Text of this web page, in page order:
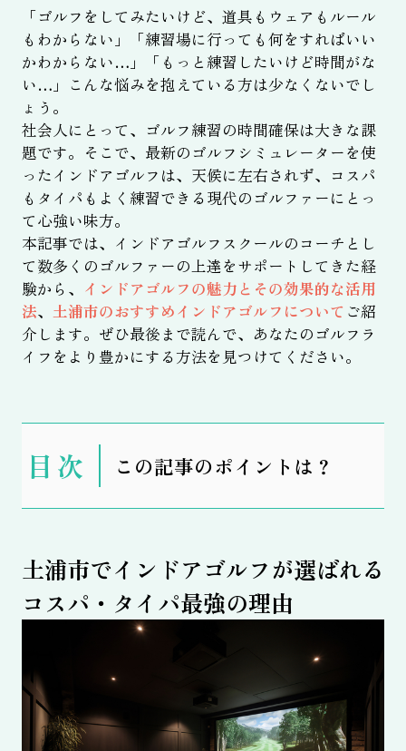
「ゴルフをしてみたいけど、道具もウェアもルール
もわからない」「練習場に行っても何をすればいい
かわからない…」「もっと練習したいけど時間がな
い…」こんな悩みを抱えている方は少なくないでし
ょう。
社会人にとって、ゴルフ練習の時間確保は大きな課
題です。そこで、最新のゴルフシミュレーターを使
ったインドアゴルフは、天候に左右されず、コスパ
もタイパもよく練習できる現代のゴルファーにとっ
て心強い味方。
本記事では、インドアゴルフスクールのコーチとし
て数多くのゴルファーの上達をサポートしてきた経
験から、 インドアゴルフの魅力とその効果的な活用
法、 土浦市のおすすめインドアゴルフについて ご紹
介します。ぜひ最後まで読んで、あなたのゴルフラ
イフをより豊かにする方法を見つけてください。
この記事のポイントは？
表
示
土浦市でインドアゴルフが選ばれる
コスパ・タイパ最強の理由